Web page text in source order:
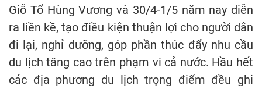
Giỗ Tổ Hùng Vương và 30/4-1/5 năm nay diễn
ra liền kề, tạo điều kiện thuận lợi cho người dân
đi lại, nghỉ dưỡng, góp phần thúc đẩy nhu cầu
du lịch tăng cao trên phạm vi cả nước. Hầu hết
các địa phương du lịch trọng điểm đều ghi